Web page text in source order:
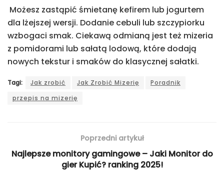
Możesz zastąpić śmietanę kefirem lub jogurtem
dla lżejszej wersji. Dodanie cebuli lub szczypiorku
wzbogaci smak. Ciekawą odmianą jest też mizeria
z pomidorami lub sałatą lodową, które dodają
nowych tekstur i smaków do klasycznej sałatki.
Tagi: Jak zrobić Jak Zrobić Mizerię
Poradnik
przepis na mizerię
Poprzedni artykuł
Najlepsze monitory gamingowe – Jaki Monitor do
gier Kupić? ranking 2025!